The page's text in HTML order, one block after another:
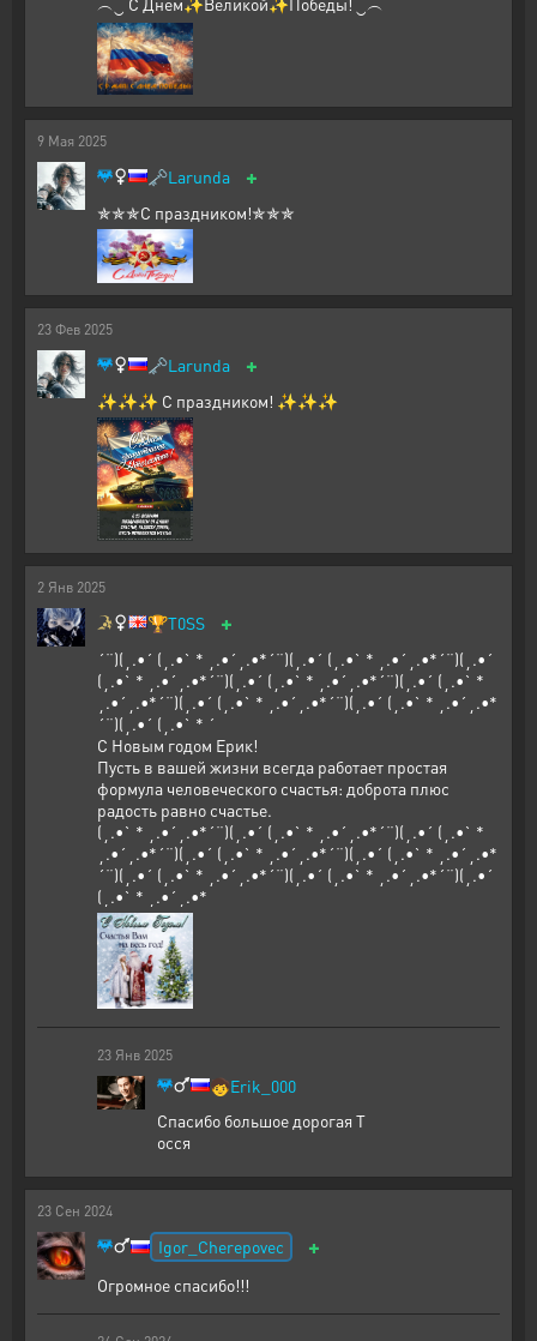
9 Мая 2025
🗝️Larunda +
✯✯✯С праздником!✯✯✯
23 Фев 2025
🗝️Larunda +
✨✨✨ С праздником! ✨✨✨
2 Янв 2025
🏆T0SS +
´¨)(¸.•´ (¸.•` * ¸.•´¸.•*´¨)(¸.•´ (¸.•` * ¸.•´¸.•*´¨)(¸.•´
(¸.•` * ¸.•´¸.•*´¨)(¸.•´ (¸.•` * ¸.•´¸.•*´¨)(¸.•´ (¸.•` *
¸.•´¸.•*´¨)(¸.•´ (¸.•` * ¸.•´¸.•*´¨)(¸.•´ (¸.•` * ¸.•´¸.•*
´¨)(¸.•´ (¸.•` * ´
С Новым годом Ерик!
Пусть в вашей жизни всегда работает простая
формула человеческого счастья: доброта плюс
радость равно счастье.
(¸.•` * ¸.•´¸.•*´¨)(¸.•´ (¸.•` * ¸.•´¸.•*´¨)(¸.•´ (¸.•` *
¸.•´¸.•*´¨)(¸.•´ (¸.•` * ¸.•´¸.•*´¨)(¸.•´ (¸.•` * ¸.•´¸.•*
´¨)(¸.•´ (¸.•` * ¸.•´¸.•*´¨)(¸.•´ (¸.•` * ¸.•´¸.•*´¨)(¸.•´
(¸.•` * ¸.•´¸.•*
23 Янв 2025
🧒Erik_000
Спасибо большое дорогая Т
осся
23 Сен 2024
Igor_Cherepovec +
Огромное спасибо!!!